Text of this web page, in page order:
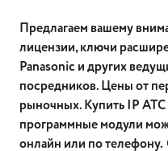
Предлагаем вашему
лицензии, ключи
Panasonic и других
посредников. Цены от
рыночных. Купить IP
программные модули
онлайн или по телефону.